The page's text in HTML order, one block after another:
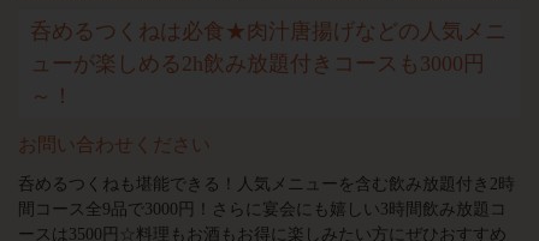
呑めるつくねは必食★肉汁唐揚げなどの人気メニ
ューが楽しめる2h飲み放題付きコースも3000円
～！
お問い合わせください
呑めるつくねも堪能できる！人気メニューを含む飲み放題付き2時
間コース全9品で3000円！さらに宴会にも嬉しい3時間飲み放題コ
ースは3500円☆料理もお酒もお得に楽しみたい方にぜひおすすめ